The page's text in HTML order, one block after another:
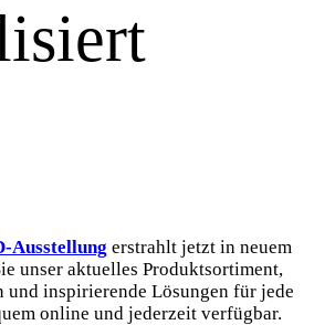
Ausstellung erstrahlt jetzt in neuem
unser aktuelles Produktsortiment,
und inspirierende Lösungen für jede
online und jederzeit verfügbar.